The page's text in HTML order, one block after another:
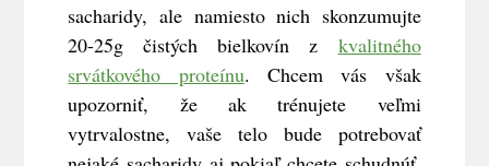
sacharidy, ale namiesto nich skonzumujte
20-25g čistých bielkovín z kvalitného
srvátkového proteínu. Chcem vás však
upozorniť, že ak trénujete veľmi
vytrvalostne, vaše telo bude potrebovať